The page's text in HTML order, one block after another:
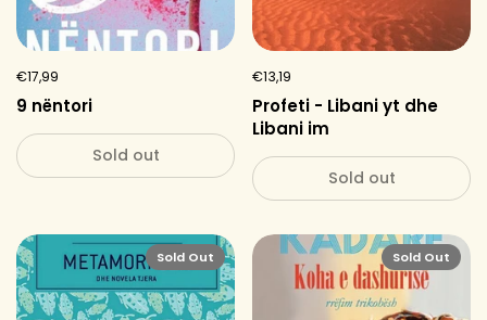
€17,99
9 nëntori
Sold out
€13,19
Profeti - Libani yt dhe
Libani im
Sold out
Sold Out Sold Out